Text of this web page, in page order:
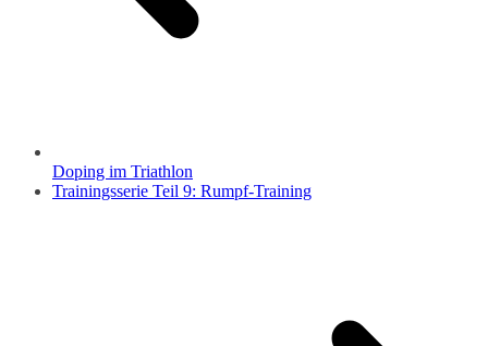
Doping im Triathlon
Trainingsserie Teil 9: Rumpf-Training